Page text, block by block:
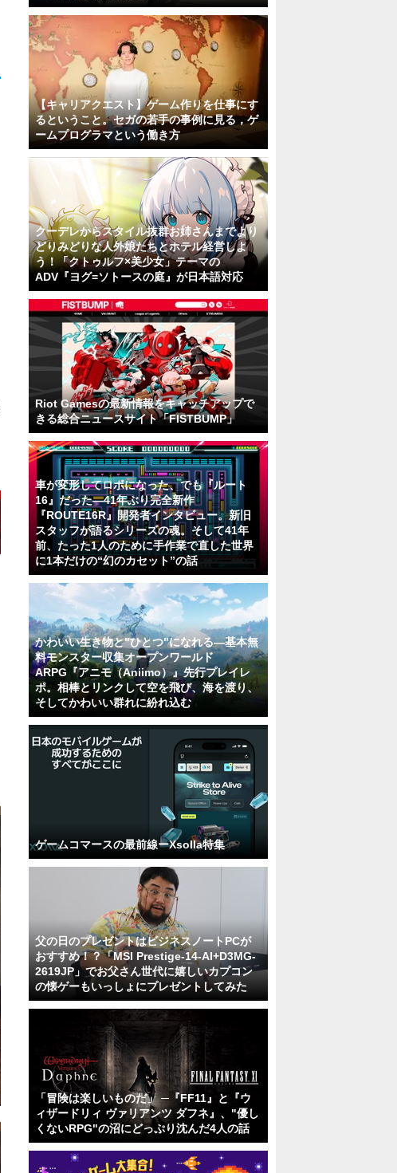
【キャリアクエスト】ゲーム作りを仕事にす
るということ。セガの若手の事例に見る，ゲ
ームプログラマという働き方
クーデレからスタイル抜群お姉さんまでより
どりみどりな人外娘たちとホテル経営しよ
う！「クトゥルフ×美少女」テーマの
ADV『ヨグ=ソトースの庭』が日本語対応
Riot Gamesの最新情報をキャッチアップで
きる総合ニュースサイト「FISTBUMP」
車が変形してロボになった、でも『ルート
16』だった―41年ぶり完全新作
『ROUTE16R』開発者インタビュー。新旧
スタッフが語るシリーズの魂。そして41年
前、たった1人のために手作業で直した世界
に1本だけの“幻のカセット”の話
かわいい生き物と"ひとつ"になれる―基本無
料モンスター収集オープンワールド
ARPG『アニモ（Aniimo）』先行プレイレ
ポ。相棒とリンクして空を飛び、海を渡り、
そしてかわいい群れに紛れ込む
ゲームコマースの最前線ーXsolla特集
父の日のプレゼントはビジネスノートPCが
おすすめ！？「MSI Prestige-14-AI+D3MG-
2619JP」でお父さん世代に嬉しいカプコン
の懐ゲーもいっしょにプレゼントしてみた
「冒険は楽しいものだ」 ─『FF11』と『ウ
ィザードリィ ヴァリアンツ ダフネ』、"優し
くないRPG"の沼にどっぷり沈んだ4人の話